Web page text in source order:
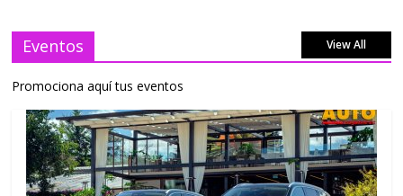
Eventos View All
Promociona aquí tus eventos